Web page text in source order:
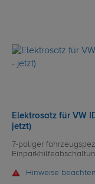
Elektrosatz für VW
jetzt)
7-poliger
Hinweise beachten